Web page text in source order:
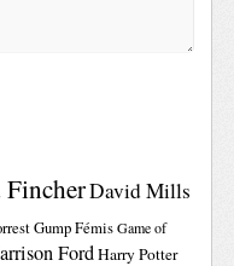
David Mills
GumpFémis Game of
FordHarry Potter